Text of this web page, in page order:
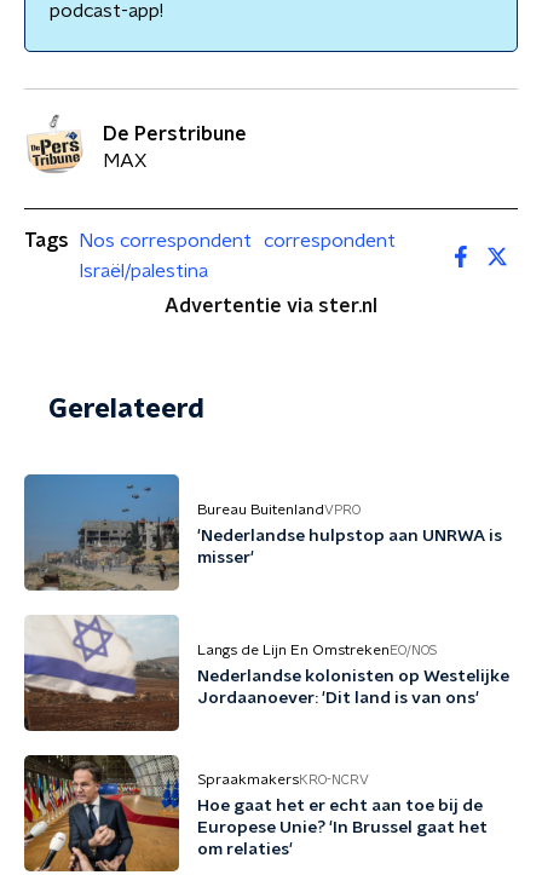
podcast-app!
De Perstribune
MAX
Tags Nos correspondent
correspondent
Israël/palestina
Advertentie via ster.nl
Gerelateerd
Bureau BuitenlandVPRO
'Nederlandse hulpstop aan UNRWA is
misser'
Langs de Lijn En Omstreken EO/NOS
Nederlandse kolonisten op Westelijke
Jordaanoever: 'Dit land is van ons'
SpraakmakersKRO-NCRV
Hoe gaat het er echt aan toe bij de
Europese Unie? 'In Brussel gaat het
om relaties'